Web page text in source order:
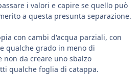
i valori e capire se quello può
a questa presunta separazione.
con cambi d'acqua parziali, con
qualche grado in meno di
da creare uno sbalzo
qualche foglia di catappa.